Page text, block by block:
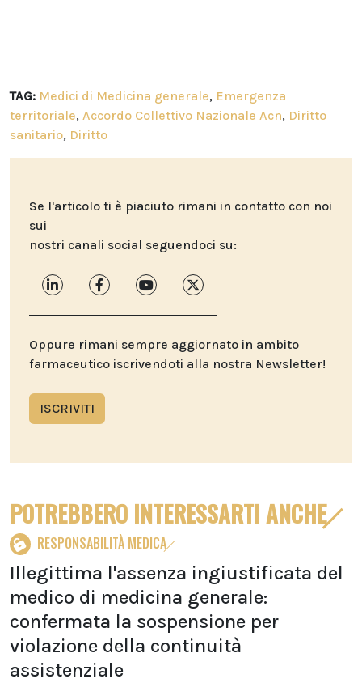
TAG: Medici di Medicina generale, Emergenza
territoriale, Accordo Collettivo Nazionale Acn, Diritto
sanitario, Diritto
Se l'articolo ti è piaciuto rimani in contatto con noi
sui
nostri canali social seguendoci su:
Oppure rimani sempre aggiornato in ambito
farmaceutico iscrivendoti alla nostra Newsletter!
ISCRIVITI
POTREBBERO INTERESSARTI ANCHE
RESPONSABILITÀ MEDICA
Illegittima l'assenza ingiustificata del
medico di medicina generale:
confermata la sospensione per
violazione della continuità
assistenziale